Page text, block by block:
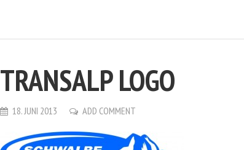
TRANSALP LOGO
18. JUNI 2013 ADD COMMENT